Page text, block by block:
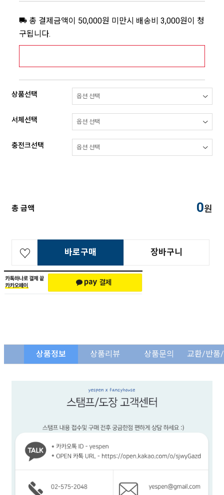
총 결제금액이 50,000원 미만시 배송비 3,000원이 청
구됩니다.
상품선택
서체선택
충전크선택
총 금액 0원
바로구매 장바구니
상품정보 상품리뷰 상품문의 교환/반품